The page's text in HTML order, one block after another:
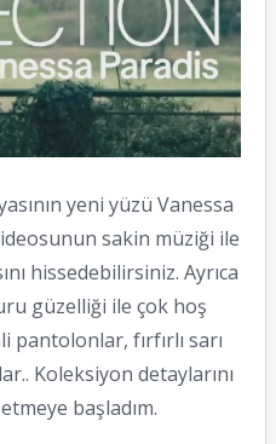
yeni yüzü Vanessa
sakin müziği ile
hissedebilirsiniz. Ayrıca
güzelliği ile çok hoş
fırfırlı sarı
Koleksiyon detaylarını
başladım.